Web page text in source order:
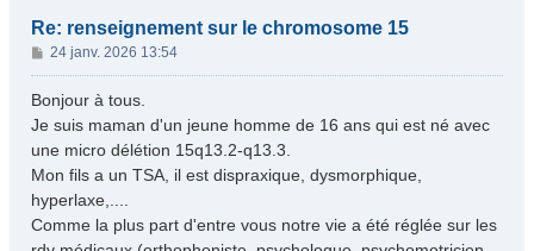
Re: renseignement sur le chromosome 15
M
e
s
g
e
24 janv. 2026 13:54
Bonjour à tous.
Je suis maman d'un jeune homme de 16 ans qui est né avec
une micro délétion 15q13.2-q13.3.
Mon fils a un TSA, il est dispraxique, dysmorphique,
hyperlaxe,....
Comme la plus part d'entre vous notre vie a été réglée sur les